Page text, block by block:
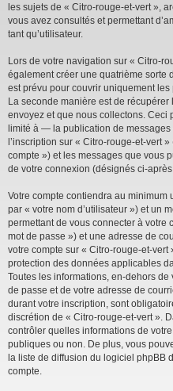
les sujets de « Citro-rouge-et-vert »,
vous avez consultés et permettant
tant qu’utilisateur.
Lors de votre navigation sur « Citro-
également créer une quatrième sorte
est prévu pour couvrir uniquement
La seconde manière est de
envoyez et que nous collectons. Ceci
limité à — la publication de messages
l’inscription sur « Citro-rouge-et-vert
compte ») et les messages que vous
de votre connexion (désignés ci-
Votre compte contiendra au
par « votre nom d’utilisateur ») et un
permettant de vous connecter à votre
mot de passe ») et une adresse de
votre compte sur « Citro-rouge-et-
protection des données applicables
Toutes les informations, en-dehors de
de passe et de votre adresse de
durant votre inscription, sont
discrétion de « Citro-rouge-et-vert ».
contrôler quelles informations de
publiques ou non. De plus, vous
la liste de diffusion du logiciel phpBB
compte.